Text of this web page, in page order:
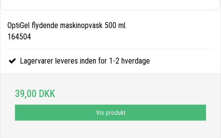
OptiGel flydende maskinopvask 500 ml.
164504
Lagervarer leveres inden for 1-2 hverdage
39,00 DKK
Vis produkt